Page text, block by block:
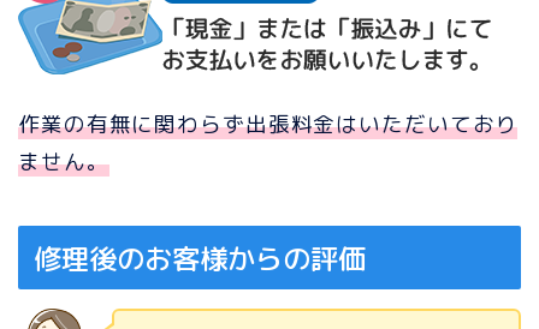
作業の有無に関わらず出張料金はいただいており
ません。
修理後のお客様からの評価